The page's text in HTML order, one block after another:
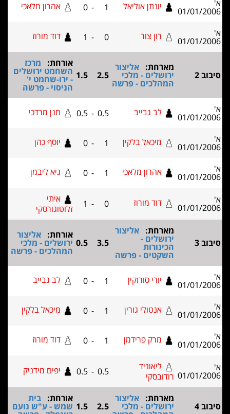
01/ יונתן אוליאל 1
- אהרון מלאכי
01/ רון צור דוד מורוז
מארחת:אליצור
ירושלים - מלכי
המהלכים - פרשה
2.5
1.5
אורחת:מרכז
השחמט ירושלים
- ירו-שחמט י'
הניסוי - פרשה
01/ לב גבייב 0.5
0.5 חנן מרדכי
01/ מיכאל בלקין 1
- יוסף כהן
01/ אהרון מלאכי 1
- גיא ליבמן
01/ דוד מורוז 0
איתי
זלוטוגורסקי
מארחת:אליצור
ירושלים -
הכינורות
השקטים - פרשה
0.5
אורחת:אליצור
ירושלים - מלכי
המהלכים - פרשה
01/ יורי סורוקין 1 לב גבייב
01/ אנטולי גורין 1 מיכאל בלקין
01/ מרק פרידמן 1 דוד מורוז
01/
ליאוניד
רודובסקי
0.5 יפים מידניק
מארחת:אליצור
ירושלים - מלכי 2.5
1.5
אורחת:בית
שמש - ע"ש נועם